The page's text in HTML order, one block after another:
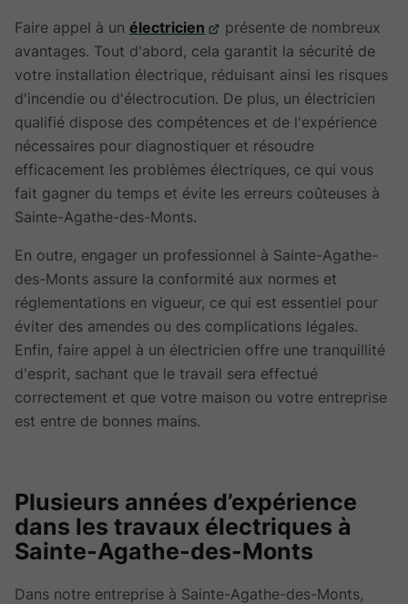
Faire appel à un électricien
présente de nombreux
avantages. Tout d'abord, cela garantit la sécurité de
votre installation électrique, réduisant ainsi les risques
d'incendie ou d'électrocution. De plus, un électricien
qualifié dispose des compétences et de l'expérience
nécessaires pour diagnostiquer et résoudre
efficacement les problèmes électriques, ce qui vous
fait gagner du temps et évite les erreurs coûteuses à
Sainte-Agathe-des-Monts.
En outre, engager un professionnel à Sainte-Agathe-
des-Monts assure la conformité aux normes et
réglementations en vigueur, ce qui est essentiel pour
éviter des amendes ou des complications légales.
Enfin, faire appel à un électricien offre une tranquillité
d'esprit, sachant que le travail sera effectué
correctement et que votre maison ou votre entreprise
est entre de bonnes mains.
Plusieurs années d’expérience
dans les travaux électriques à
Sainte-Agathe-des-Monts
Dans notre entreprise à Sainte-Agathe-des-Monts,